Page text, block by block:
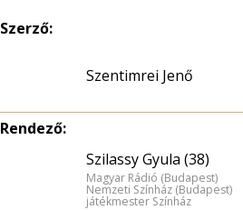
Szerző:
Szentimrei Jenő
Rendező:
Szilassy Gyula (38)
Magyar Rádió (Budapest)
Nemzeti Színház (Budapest)
játékmester Színház